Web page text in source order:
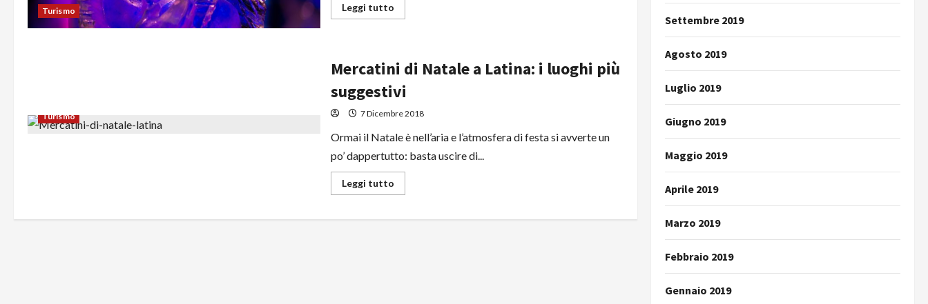
Turismo Leggi tuttoLeggi
di
preso
il
via
la
“Sculture
fornelli”:
tanti
eventi
e
proposte
interessanti
Turismo
Mercatini di Natale a Latina: i luoghi più
suggestivi
7 Dicembre 2018
Ormai il Natale è nell’aria e l’atmosfera di festa si avverte un
po’ dappertutto: basta uscire di...
Leggi tuttoLeggi
di
Mercatini
Settembre 2019
Agosto 2019
Luglio 2019
Giugno 2019
Maggio 2019
Aprile 2019
Marzo 2019
Febbraio 2019
Gennaio 2019